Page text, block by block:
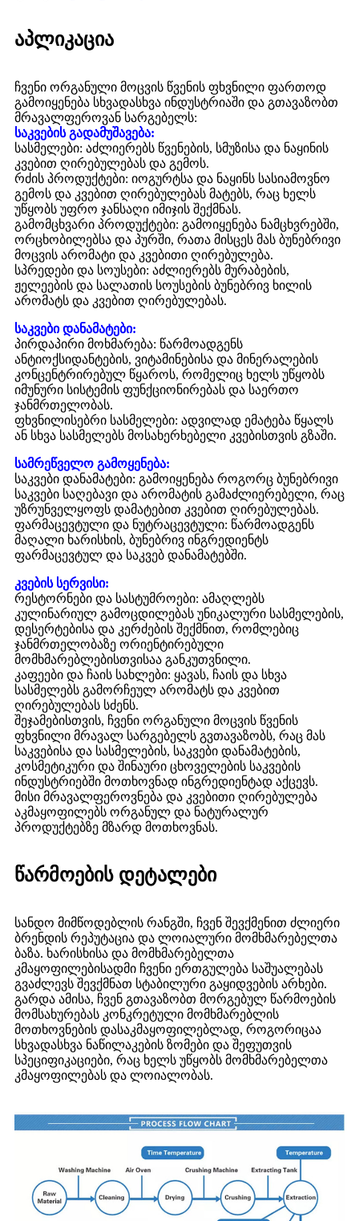
აპლიკაცია
ჩვენი ორგანული მოცვის წვენის ფხვნილი ფართოდ
გამოიყენება სხვადასხვა ინდუსტრიაში და გთავაზობთ
მრავალფეროვან სარგებელს:
საკვების გადამუშავება:
სასმელები: აძლიერებს წვენების, სმუზისა და ნაყინის
კვებით ღირებულებას და გემოს.
რძის პროდუქტები: იოგურტსა და ნაყინს სასიამოვნო
გემოს და კვებით ღირებულებას მატებს, რაც ხელს
უწყობს უფრო ჯანსაღი იმიჯის შექმნას.
გამომცხვარი პროდუქტები: გამოიყენება ნამცხვრებში,
ორცხობილებსა და პურში, რათა მისცეს მას ბუნებრივი
მოცვის არომატი და კვებითი ღირებულება.
სპრედები და სოუსები: აძლიერებს მურაბების,
ჟელეების და სალათის სოუსების ბუნებრივ ხილის
არომატს და კვებით ღირებულებას.
საკვები დანამატები:
პირდაპირი მოხმარება: წარმოადგენს
ანტიოქსიდანტების, ვიტამინებისა და მინერალების
კონცენტრირებულ წყაროს, რომელიც ხელს უწყობს
იმუნური სისტემის ფუნქციონირებას და საერთო
ჯანმრთელობას.
ფხვნილისებრი სასმელები: ადვილად ემატება წყალს
ან სხვა სასმელებს მოსახერხებელი კვებისთვის გზაში.
სამრეწველო გამოყენება:
საკვები დანამატები: გამოიყენება როგორც ბუნებრივი
საკვები საღებავი და არომატის გამაძლიერებელი, რაც
უზრუნველყოფს დამატებით კვებით ღირებულებას.
ფარმაცევტული და ნუტრაცევტული: წარმოადგენს
მაღალი ხარისხის, ბუნებრივ ინგრედიენტს
ფარმაცევტულ და საკვებ დანამატებში.
კვების სერვისი:
რესტორნები და სასტუმროები: ამაღლებს
კულინარიულ გამოცდილებას უნიკალური სასმელების,
დესერტებისა და კერძების შექმნით, რომლებიც
ჯანმრთელობაზე ორიენტირებული
მომხმარებლებისთვისაა განკუთვნილი.
კაფეები და ჩაის სახლები: ყავას, ჩაის და სხვა
სასმელებს გამორჩეულ არომატს და კვებით
ღირებულებას სძენს.
შეჯამებისთვის, ჩვენი ორგანული მოცვის წვენის
ფხვნილი მრავალ სარგებელს გვთავაზობს, რაც მას
საკვებისა და სასმელების, საკვები დანამატების,
კოსმეტიკური და შინაური ცხოველების საკვების
ინდუსტრიებში მოთხოვნად ინგრედიენტად აქცევს.
მისი მრავალფეროვნება და კვებითი ღირებულება
აკმაყოფილებს ორგანულ და ნატურალურ
პროდუქტებზე მზარდ მოთხოვნას.
წარმოების დეტალები
სანდო მიმწოდებლის რანგში, ჩვენ შევქმენით ძლიერი
ბრენდის რეპუტაცია და ლოიალური მომხმარებელთა
ბაზა. ხარისხისა და მომხმარებელთა
კმაყოფილებისადმი ჩვენი ერთგულება საშუალებას
გვაძლევს შევქმნათ სტაბილური გაყიდვების არხები.
გარდა ამისა, ჩვენ გთავაზობთ მორგებულ წარმოების
მომსახურებას კონკრეტული მომხმარებლის
მოთხოვნების დასაკმაყოფილებლად, როგორიცაა
სხვადასხვა ნაწილაკების ზომები და შეფუთვის
სპეციფიკაციები, რაც ხელს უწყობს მომხმარებელთა
კმაყოფილებას და ლოიალობას.